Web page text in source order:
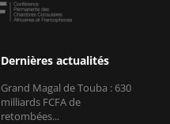
Dernières actualités
Grand Magal de Touba : 630
milliards FCFA de
retombées...